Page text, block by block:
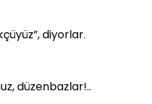
diyorlar.
düzenbazlar!..